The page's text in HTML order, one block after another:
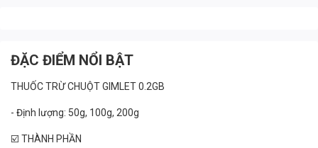
ĐẶC ĐIỂM NỔI BẬT
THUỐC TRỪ CHUỘT GIMLET 0.2GB
- Định lượng: 50g, 100g, 200g
☑️ THÀNH PHẦN